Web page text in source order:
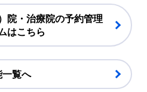
院・治療院の予約管理
はこちら
一覧へ